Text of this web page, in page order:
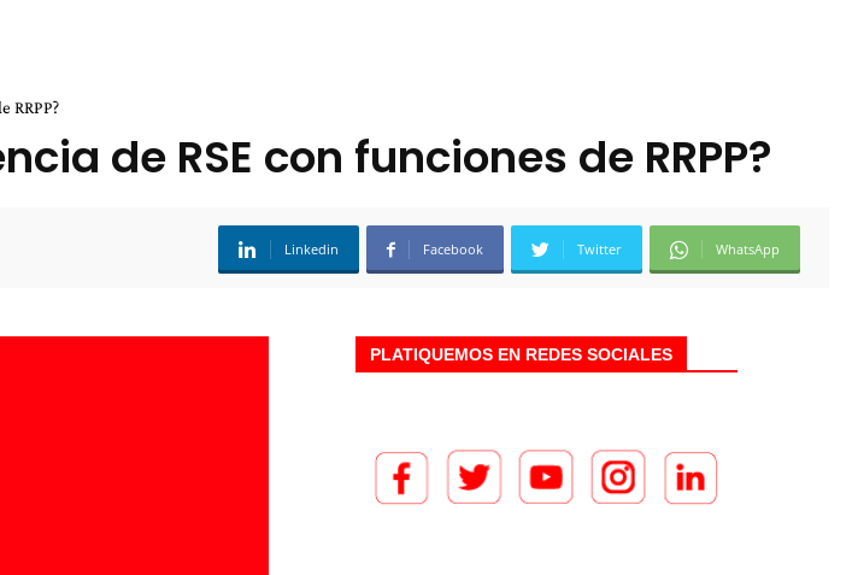
RRPP?
de RSE con funciones de RRPP?
Linkedin Facebook Twitter WhatsApp
PLATIQUEMOS EN REDES SOCIALES